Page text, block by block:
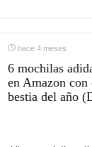
hace 4 meses
6 mochilas
en Amazon
bestia del año